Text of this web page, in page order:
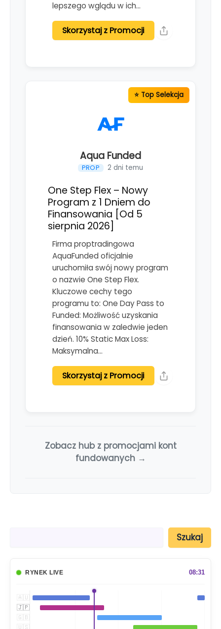
lepszego wglądu w ich…
Skorzystaj z Promocji
Aqua Funded
PROP 2 dni temu
One Step Flex – Nowy
Program z 1 Dniem do
Finansowania [Od 5
sierpnia 2026]
Firma proptradingowa
AquaFunded oficjalnie
uruchomiła swój nowy program
o nazwie One Step Flex.
Kluczowe cechy tego
programu to: One Day Pass to
Funded: Możliwość uzyskania
finansowania w zaledwie jeden
dzień. 10% Static Max Loss:
Maksymalna…
Skorzystaj z Promocji
Zobacz hub z promocjami kont
fundowanych →
Szukaj
RYNEK LIVE 08:31
🇦🇺
🇯🇵
🇬🇧
🇺🇸